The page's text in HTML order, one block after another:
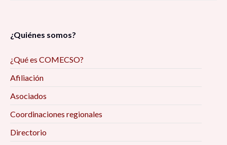
¿Quiénes somos?
¿Qué es COMECSO?
Afiliación
Asociados
Coordinaciones regionales
Directorio